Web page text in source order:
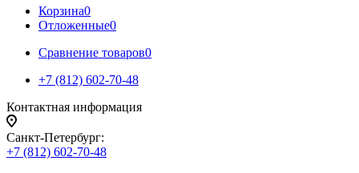
Корзина0
Отложенные0
Сравнение товаров0
+7 (812) 602-70-48
Контактная информация
Санкт-Петербург:
+7 (812) 602-70-48